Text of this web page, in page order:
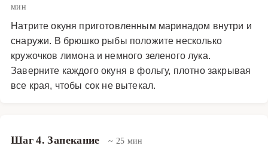
мин
Натрите окуня приготовленным маринадом внутри и
снаружи. В брюшко рыбы положите несколько
кружочков лимона и немного зеленого лука.
Заверните каждого окуня в фольгу, плотно закрывая
все края, чтобы сок не вытекал.
Шаг 4. Запекание ~ 25 мин